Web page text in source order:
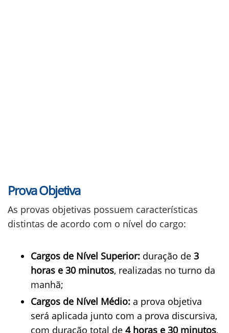
Prova Objetiva
As provas objetivas possuem características
distintas de acordo com o nível do cargo:
Cargos de Nível Superior: duração de 3
horas e 30 minutos, realizadas no turno da
manhã;
Cargos de Nível Médio: a prova objetiva
será aplicada junto com a prova discursiva,
com duração total de 4 horas e 30 minutos,